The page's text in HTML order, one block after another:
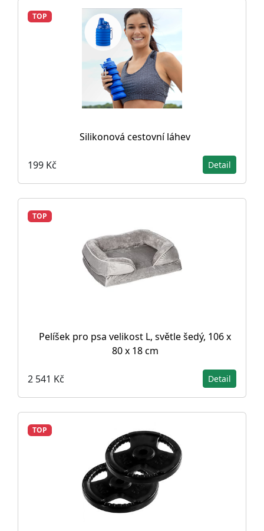
TOP
Silikonová cestovní láhev
199 Kč Detail
TOP
Pelíšek pro psa velikost L, světle šedý, 106 x
80 x 18 cm
2 541 Kč Detail
TOP